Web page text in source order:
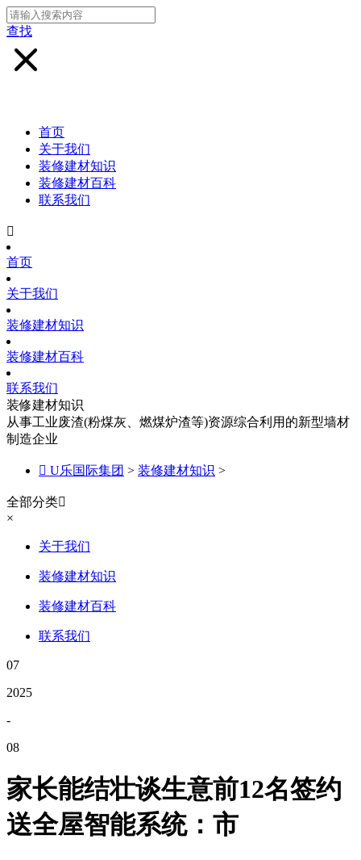
查找
首页
关于我们
装修建材知识
装修建材百科
联系我们

首页
关于我们
装修建材知识
装修建材百科
联系我们
装修建材知识
从事工业废渣(粉煤灰、燃煤炉渣等)资源综合利用的新型墙材
制造企业
 U乐国际集团 > 装修建材知识 >
全部分类
×
关于我们
装修建材知识
装修建材百科
联系我们
07
2025
-
08
家长能结壮谈生意前12名签约
送全屋智能系统：市